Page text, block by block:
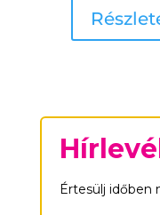
Értesülj időben